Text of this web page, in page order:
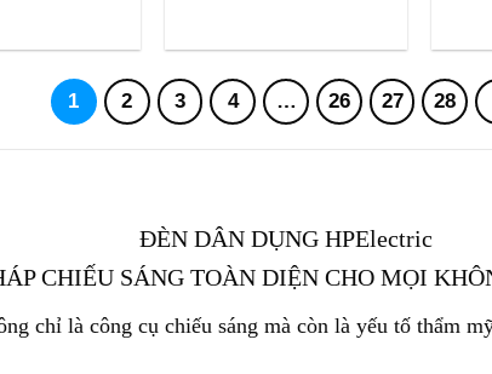
1 2 3 4 … 26 27 28
ĐÈN DÂN DỤNG HPElectric
CHIẾU SÁNG TOÀN DIỆN CHO MỌI
chỉ là công cụ chiếu sáng mà còn là yếu tố thẩm